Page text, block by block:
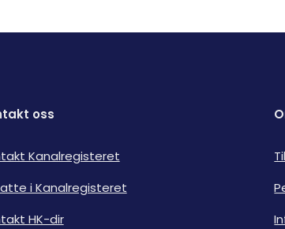
oss
Kanalregisteret
i Kanalregisteret
HK-dir